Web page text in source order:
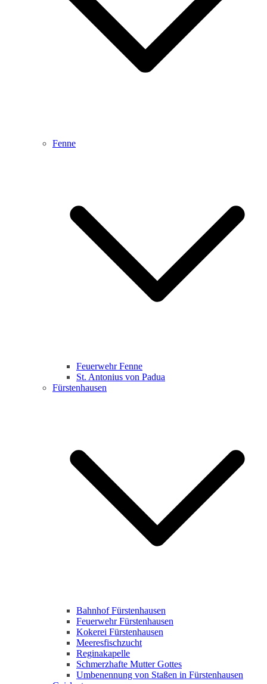
Fenne
Feuerwehr Fenne
St. Antonius von Padua
Fürstenhausen
Bahnhof Fürstenhausen
Feuerwehr Fürstenhausen
Kokerei Fürstenhausen
Meeresfischzucht
Reginakapelle
Schmerzhafte Mutter Gottes
Umbenennung von Staßen in Fürstenhausen